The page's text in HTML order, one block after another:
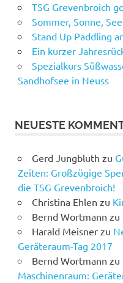
TSG Grevenbroich
Sommer, Sonne,
Stand Up Paddling
Ein kurzer
Spezialkurs
Sandhofsee in Neuss
NEUESTE
Gerd Jungbluth zu
Zeiten: Großzügige
die TSG Grevenbroich!
Christina Ehlen zu
Bernd Wortmann zu
Harald Meisnerzu
Geräteraum-Tag 2017
Bernd Wortmann zu
Maschinenraum: